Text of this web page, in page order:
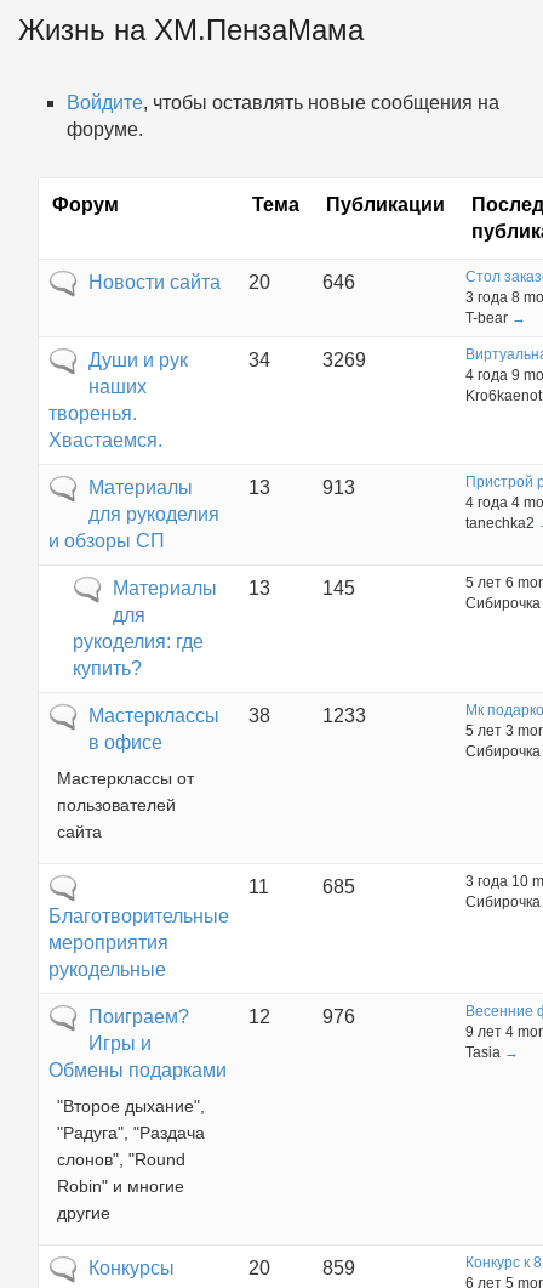
Жизнь на ХМ.ПензаМама
Войдите, чтобы оставлять новые сообщения на
форуме.
Форум Тема Публикации
Нет новых сообщений
Новости сайта 20 646
Стол
3 года 8
T-bear →
Нет новых сообщений
Души и рук
наших
творенья.
Хвастаемся.
34 3269
4 года 9
Kro6kaenot
Нет новых сообщений
Материалы
для рукоделия
и обзоры СП
13 913
Пристрой
4 года 4
tanechka2
Нет новых сообщений
Материалы
для
рукоделия: где
купить?
13 145
5 лет 6
Сибирочка
Нет новых сообщений
Мастерклассы
в офисе
Мастерклассы от
пользователей
сайта
38 1233
Мк
5 лет 3
Сибирочка
Нет новых сообщений
Благотворительные
мероприятия
рукодельные
11 685
3 года 10
Сибирочка
Нет новых сообщений
Поиграем?
Игры и
Обмены подарками
"Второе дыхание",
"Радуга", "Раздача
слонов", "Round
Robin" и многие
другие
12 976
Весенние
9 лет 4
Tasia →
Нет новых сообщений
Конкурсы 20 859
Конкурс к
6 лет 5